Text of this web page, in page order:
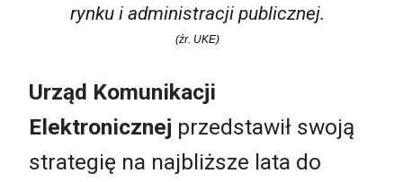
rynku i administracji publicznej.
(źr. UKE)
Urząd Komunikacji
Elektronicznej przedstawił swoją
strategię na najbliższe lata do